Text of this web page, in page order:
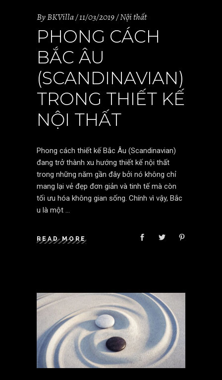
ByBKVilla 11/03/2019 Nội thất
PHONG CÁCH
BẮC ÂU
(SCANDINAVIAN)
TRONG THIẾT KẾ
NỘI THẤT
Phong cách thiết kế Bắc Âu (Scandinavian)
đang trở thành xu hướng thiết kế nội thất
trong những năm gần đây bởi nó không chỉ
mang lại vẻ đẹp đơn giản và tinh tế mà còn
tối ưu hóa không gian sống. Chính vì vậy, Bắc
u là một
READ MORE